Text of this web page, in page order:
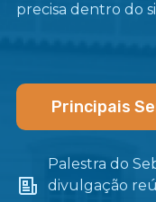
precisa dentro do
Principais
Palestra do
divulgação